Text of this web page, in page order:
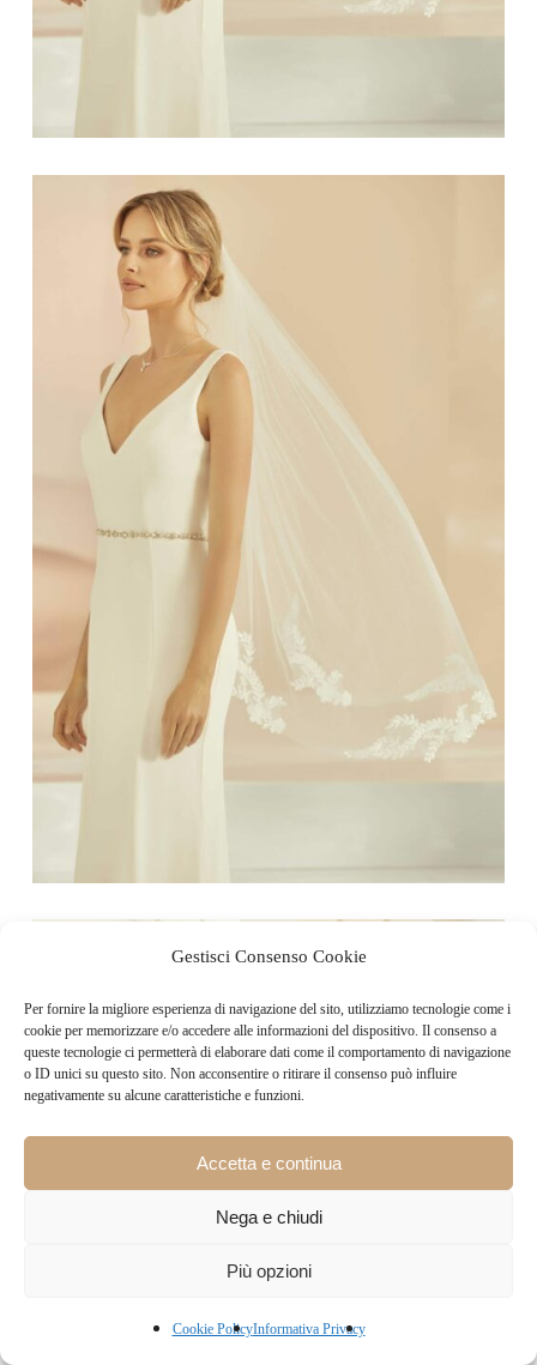
Gestisci Consenso Cookie
Per fornire la migliore esperienza di navigazione del sito, utilizziamo tecnologie come i
cookie per memorizzare e/o accedere alle informazioni del dispositivo. Il consenso a
queste tecnologie ci permetterà di elaborare dati come il comportamento di navigazione
o ID unici su questo sito. Non acconsentire o ritirare il consenso può influire
negativamente su alcune caratteristiche e funzioni.
Accetta e continua
Nega e chiudi
Più opzioni
Cookie PolicyInformativa Privacy